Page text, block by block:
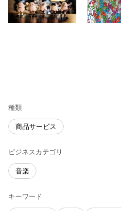
種類
商品サービス
ビジネスカテゴリ
音楽
キーワード